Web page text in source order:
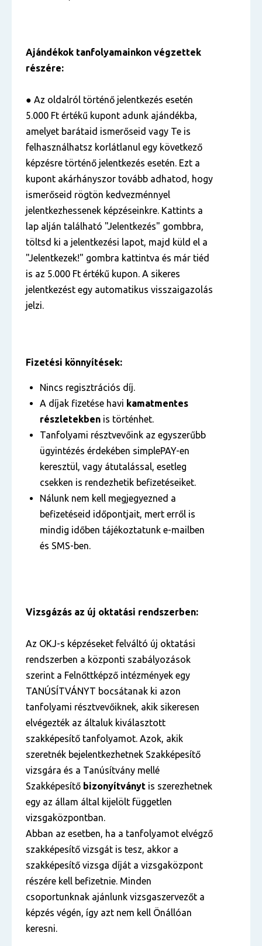
Ajándékok tanfolyamainkon végzettek
részére:
● Az oldalról történő jelentkezés esetén
5.000 Ft értékű kupont adunk ajándékba,
amelyet barátaid ismerőseid vagy Te is
felhasználhatsz korlátlanul egy következő
képzésre történő jelentkezés esetén. Ezt a
kupont akárhányszor tovább adhatod, hogy
ismerőseid rögtön kedvezménnyel
jelentkezhessenek képzéseinkre. Kattints a
lap alján található "Jelentkezés" gombbra,
töltsd ki a jelentkezési lapot, majd küld el a
"Jelentkezek!" gombra kattintva és már tiéd
is az 5.000 Ft értékű kupon. A sikeres
jelentkezést egy automatikus visszaigazolás
jelzi.
Fizetési könnyítések:
Nincs regisztrációs díj.
A díjak fizetése havi kamatmentes
részletekben is történhet.
Tanfolyami résztvevőink az egyszerűbb
ügyintézés érdekében simplePAY-en
keresztül, vagy átutalással, esetleg
csekken is rendezhetik befizetéseiket.
Nálunk nem kell megjegyezned a
befizetéseid időpontjait, mert erről is
mindig időben tájékoztatunk e-mailben
és SMS-ben.
Vizsgázás az új oktatási rendszerben:
Az OKJ-s képzéseket felváltó új oktatási
rendszerben a központi szabályozások
szerint a Felnőttképző intézmények egy
TANÚSÍTVÁNYT bocsátanak ki azon
tanfolyami résztvevőiknek, akik sikeresen
elvégezték az általuk kiválasztott
szakképesítő tanfolyamot. Azok, akik
szeretnék bejelentkezhetnek Szakképesítő
vizsgára és a Tanúsítvány mellé
Szakképesítő bizonyítványt is szerezhetnek
egy az állam által kijelölt független
vizsgaközpontban.
Abban az esetben, ha a tanfolyamot elvégző
szakképesítő vizsgát is tesz, akkor a
szakképesítő vizsga díját a vizsgaközpont
részére kell befizetnie. Minden
csoportunknak ajánlunk vizsgaszervezőt a
képzés végén, így azt nem kell Önállóan
keresni.